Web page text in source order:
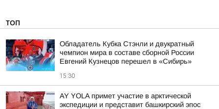
ТОП
Обладатель Кубка Стэнли и двукратный
чемпион мира в составе сборной России
Евгений Кузнецов перешел в «Сибирь»
15:30
AY YOLA примет участие в арктической
экспедиции и представит башкирский эпос